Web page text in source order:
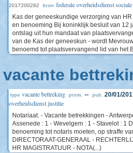
2017200282 bron federale overheidsdienst
Kas der geneeskundige verzorging van
en benoeming Bij koninklijk besluit van 12
ontslag uit hun mandaat van
van de Kas der geneeskun - wordt
benoemd tot plaatsvervangend lid van het
vacante
type vacante bettreking prom. -- pub. 20/01/
overheidsdienst justitie
Notariaat. - Vacante betrekkingen -
Assenede : 1 - Wevelgem : 1 - Stavelot : 1
benoeming tot notaris moeten, op straffe
DIRECTORAAT-GENERAAL -
HR MAGISTRATUUR - NOTA(...)